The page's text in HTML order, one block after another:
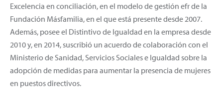
Excelencia en conciliación, en el modelo de gestión efr de la
Fundación Másfamilia, en el que está presente desde 2007.
Además, posee el Distintivo de Igualdad en la empresa desde
2010 y, en 2014, suscribió un acuerdo de colaboración con el
Ministerio de Sanidad, Servicios Sociales e Igualdad sobre la
adopción de medidas para aumentar la presencia de mujeres
en puestos directivos.